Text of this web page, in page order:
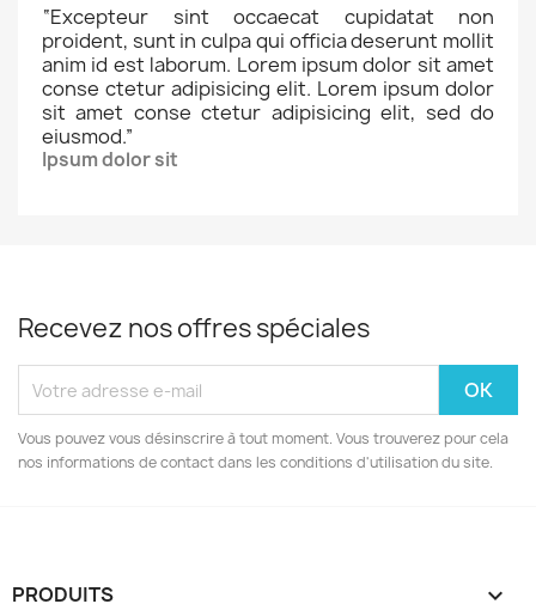
“Excepteur sint occaecat cupidatat non
proident, sunt in culpa qui officia deserunt mollit
anim id est laborum. Lorem ipsum dolor sit amet
conse ctetur adipisicing elit. Lorem ipsum dolor
sit amet conse ctetur adipisicing elit, sed do
eiusmod.”
Ipsum dolor sit
Recevez nos offres spéciales
Vous pouvez vous désinscrire à tout moment. Vous trouverez pour cela
nos informations de contact dans les conditions d'utilisation du site.
PRODUITS 